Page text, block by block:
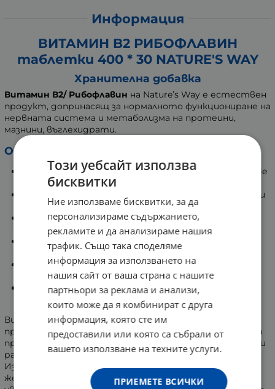
Информация
ВИТАМИН B2 РИБОФЛАВИН
таблетки 400 * 30 NATURE'S WAY
Хранителна добавка
Витамин В2/ Рибофлавин на Nature’s Way е естествен
продукт, допринасящ за нормалното функциониране на
нервната система и метаболизма на протеини,
мазнини, въглехидрати.
Основни ползи:
Оказва положително влияние върху общото здраве
на организма.
Подпомага метаболизма на въглехидрати, мазнини
и протеини.
Спомага за нормалното функциониране на
нервната система и мозъка.
Допринася за поддържане нормалните нива на
енергия и жизненост.
Благоприятства за здравето на очите и
предотвратяване на мигрена и главоболие.
Влияе благоприятно за красиви и здрави
нокти, коса и кожа.
Витамин В2 е познат още като рибофлавин и
притежава множество ползи за организма. Спомага за
производството на антитела, клетъчното дишане и
растеж, противодейства на свободните радикали.
Изключително полезен е при хора, страдащи от
желязодефицитна анемия, тъй като подпомага
Този уебсайт използва
бисквитки
Ние използваме бисквитки, за да
персонализираме съдържанието,
рекламите и да анализираме нашия
трафик. Също така споделяме
информация за използването на
нашия сайт от ваша страна с нашите
партньори за реклама и анализи,
които може да я комбинират с друга
информация, която сте им
предоставили или която са събрали от
вашето използване на техните услуги.
ПРИЕМЕТЕ ВСИЧКИ